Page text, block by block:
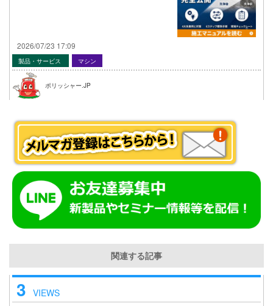
2026/07/23 17:09
製品・サービス マシン
ポリッシャー.JP
関連する記事
3 VIEWS